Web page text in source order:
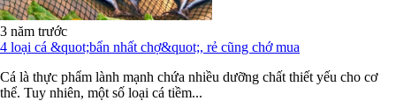
3 năm trước
4 loại cá &quot;bẩn nhất chợ&quot;, rẻ cũng chớ mua
Cá là thực phẩm lành mạnh chứa nhiều dưỡng chất thiết yếu cho cơ
thể. Tuy nhiên, một số loại cá tiềm...